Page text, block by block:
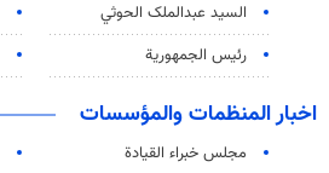
السید عبدالملک الحوثي
رئيس الجمهورية
اخبار المنظمات والمؤسسات
مجلس خبراء القيادة